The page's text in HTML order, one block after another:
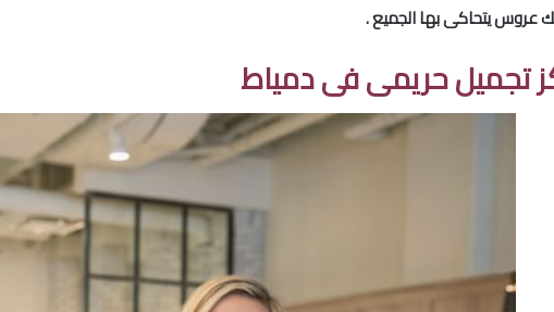
عروس يتحاكى بها الجميع .